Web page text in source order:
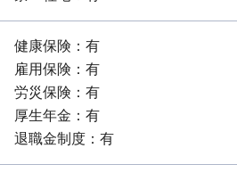
健康保険：有
雇用保険：有
労災保険：有
厚生年金：有
退職金制度：有